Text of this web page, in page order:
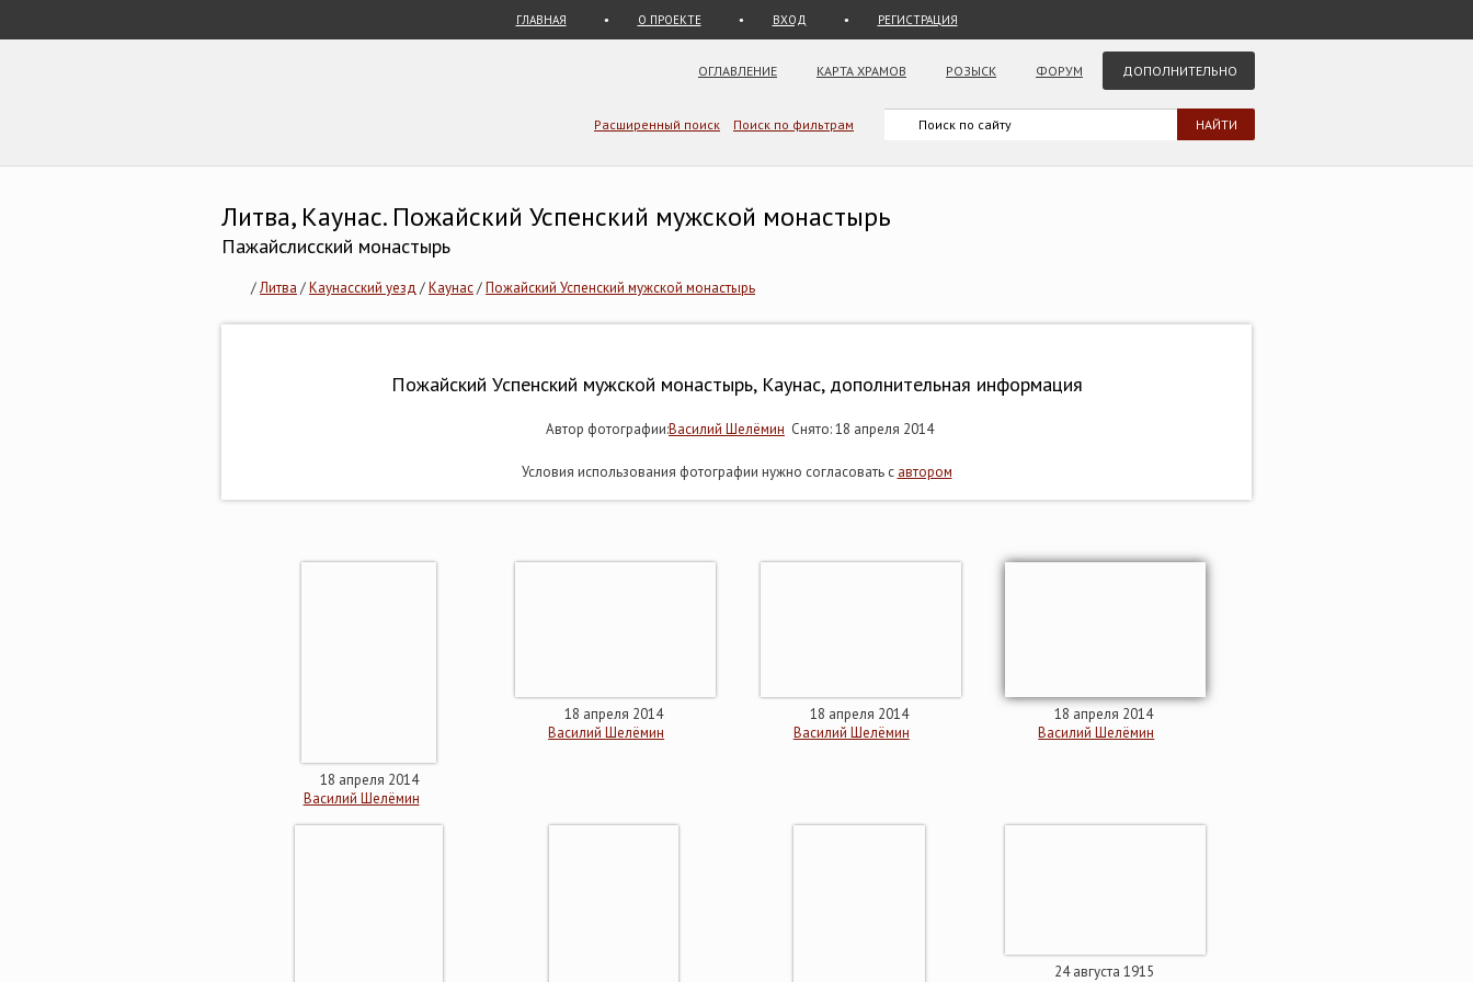
ГЛАВНАЯ О ПРОЕКТЕ ВХОД РЕГИСТРАЦИЯ
ОГЛАВЛЕНИЕ КАРТА ХРАМОВ РОЗЫСК ФОРУМ ДОПОЛНИТЕЛЬНО
Расширенный поиск Поиск по фильтрам
Литва, Каунас. Пожайский Успенский мужской монастырь
Пажайслисский монастырь
/Литва /Каунасский уезд /Каунас/Пожайский Успенский мужской монастырь
Пожайский Успенский мужской монастырь, Каунас, дополнительная информация
Автор фотографии:Василий Шелёмин Снято: 18 апреля 2014
Условия использования фотографии нужно согласовать с автором
18 апреля 2014
Василий Шелёмин
18 апреля 2014
Василий Шелёмин
18 апреля 2014
Василий Шелёмин
18 апреля 2014
Василий Шелёмин
24 августа 1915